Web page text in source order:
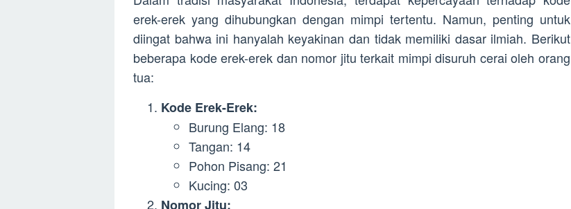
erek-erek yang dihubungkan dengan mimpi tertentu. Namun, penting untuk
diingat bahwa ini hanyalah keyakinan dan tidak memiliki dasar ilmiah. Berikut
beberapa kode erek-erek dan nomor jitu terkait mimpi disuruh cerai oleh orang
tua:
Kode Erek-Erek:
Burung Elang: 18
Tangan: 14
Pohon Pisang: 21
Kucing: 03
Nomor Jitu: